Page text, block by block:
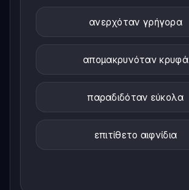
ανερχόταν γρήγορα
απομακρυνόταν κρυφά
παραδιδόταν εύκολα
επιτίθετο αιφνίδια